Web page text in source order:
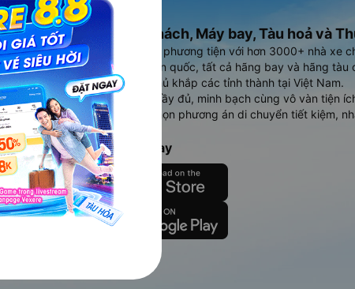
Ứng dụng đặt vé Xe khách, Máy bay, Tàu hoả và
Vexere - ứng dụng đặt vé đa phương tiện với hơn 3000+ nhà xe
cao, 5000+ tuyến đường toàn quốc, tất cả hãng bay và hãng tàu
vụ thuê xe máy, xe du lịch phủ khắp các tỉnh thành tại Việt Nam.
Ứng dụng hiển thị thông tin đầy đủ, minh bạch cùng vô vàn tiện
người dùng so sánh và lựa chọn phương án di chuyển tiết kiệm,
chóng và phù hợp nhất.
Tải ứng dụng Vexere ngay